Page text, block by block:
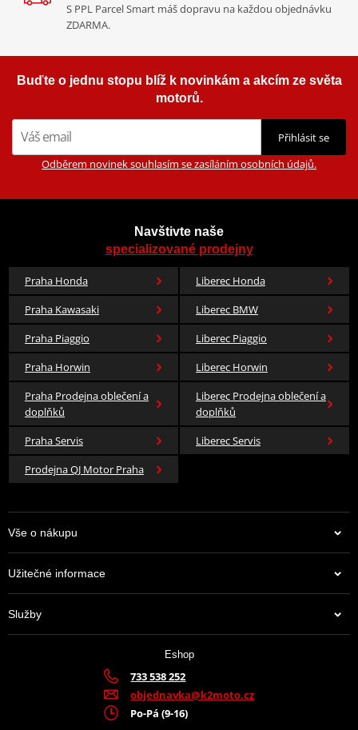
S PPL Parcel Smart máš dopravu na každou objednávku
ZDARMA.
Buďte o jednu stopu blíž k novinkám a akcím ze světa
motorů.
Přihlásit se
Odběrem novinek souhlasím se zasíláním osobních údajů.
Navštivte naše
specializované prodejny
Praha Honda
Liberec Honda
Praha Kawasaki
Liberec BMW
Praha Piaggio
Liberec Piaggio
Praha Horwin
Liberec Horwin
Praha Prodejna oblečení a
doplňků
Liberec Prodejna oblečení a
doplňků
Praha Servis
Liberec Servis
Prodejna QJ Motor Praha
Vše o nákupu
Užitečné informace
Služby
Eshop
733 538 252
objednavka@k2moto.cz
Po-Pá (9-16)